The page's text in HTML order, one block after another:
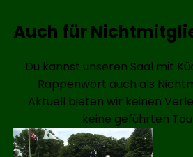
Auch für
Du kannst unseren Saal mit
Rappenwört auch als
Aktuell bieten wir keinen
keine geführten